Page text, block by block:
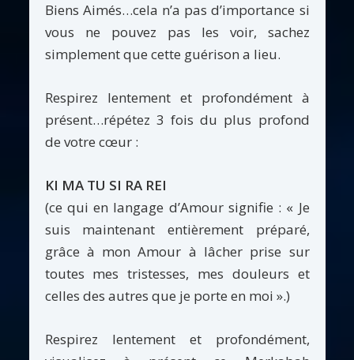
Biens Aimés…cela n’a pas d’importance si
vous ne pouvez pas les voir, sachez
simplement que cette guérison a lieu.
Respirez lentement et profondément à
présent…répétez 3 fois du plus profond
de votre cœur :
KI MA TU SI RA REI
(ce qui en langage d’Amour signifie : « Je
suis maintenant entièrement préparé,
grâce à mon Amour à lâcher prise sur
toutes mes tristesses, mes douleurs et
celles des autres que je porte en moi ».)
Respirez lentement et profondément,